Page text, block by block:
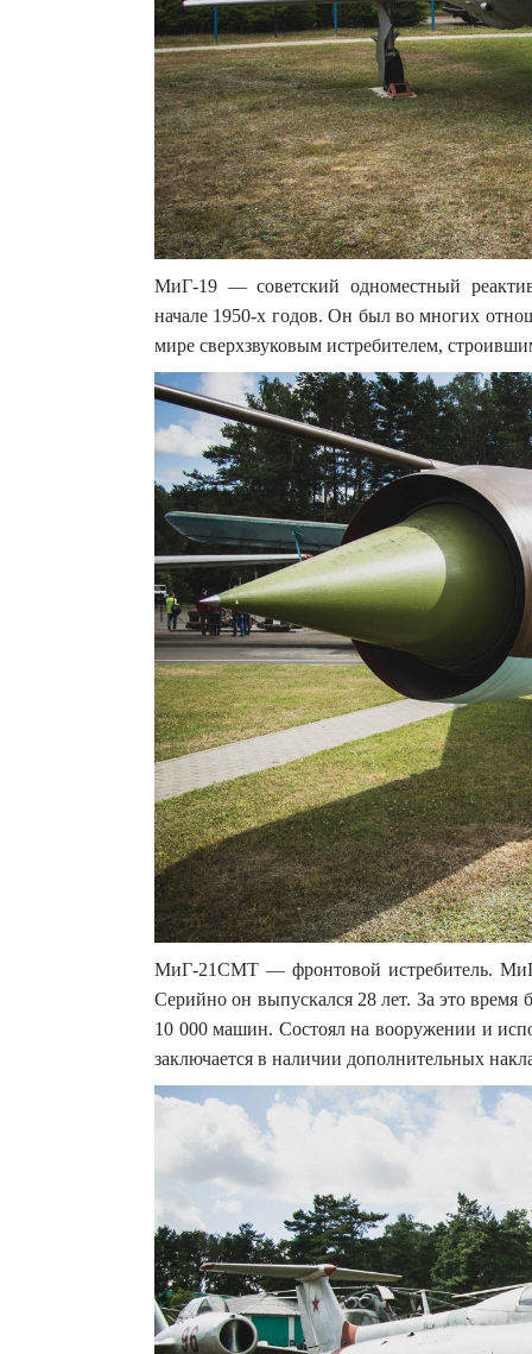
МиГ-19 — советский одноместный
начале 1950-х годов. Он был во многих
мире сверхзвуковым истребите­лем,
МиГ-21СМТ — фронтовой истребитель.
Серийно он выпускался 28 лет. За это время
10 000 машин. Состоял на вооружении и
заключается в наличии дополнительных